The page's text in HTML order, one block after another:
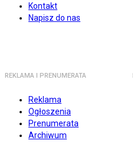
Kontakt
Napisz do nas
REKLAMA I PRENUMERATA
Reklama
Ogłoszenia
Prenumerata
Archiwum